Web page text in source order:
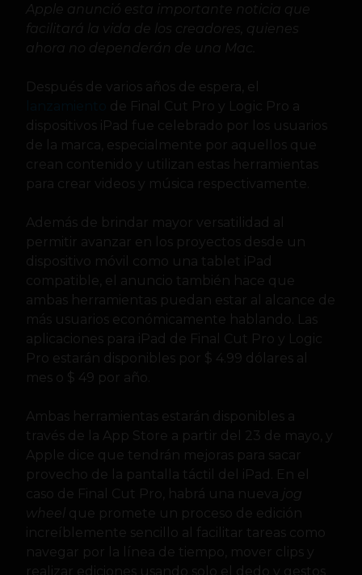
Apple anunció esta importante noticia que
facilitará la vida de los creadores, quienes
ahora no dependerán de una Mac.
Después de varios años de espera, el
de Final Cut Pro y Logic Pro a
dispositivos iPad fue celebrado por los usuarios
de la marca, especialmente por aquellos que
crean contenido y utilizan estas herramientas
para crear videos y música respectivamente.
Además de brindar mayor versatilidad al
permitir avanzar en los proyectos desde un
dispositivo móvil como una tablet iPad
compatible, el anuncio también hace que
ambas herramientas puedan estar al alcance de
más usuarios económicamente hablando. Las
aplicaciones para iPad de Final Cut Pro y Logic
Pro estarán disponibles por $ 4.99 dólares al
mes o $ 49 por año.
Ambas herramientas estarán disponibles a
través de la App Store a partir del 23 de mayo, y
Apple dice que tendrán mejoras para sacar
provecho de la pantalla táctil del iPad. En el
caso de Final Cut Pro, habrá una nueva
jog
wheel que promete un proceso de edición
increíblemente sencillo al facilitar tareas como
navegar por la línea de tiempo, mover clips y
realizar ediciones usando solo el dedo y gestos